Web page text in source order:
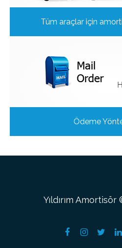
Tüm araçlar için
Ödeme
Yıldırım